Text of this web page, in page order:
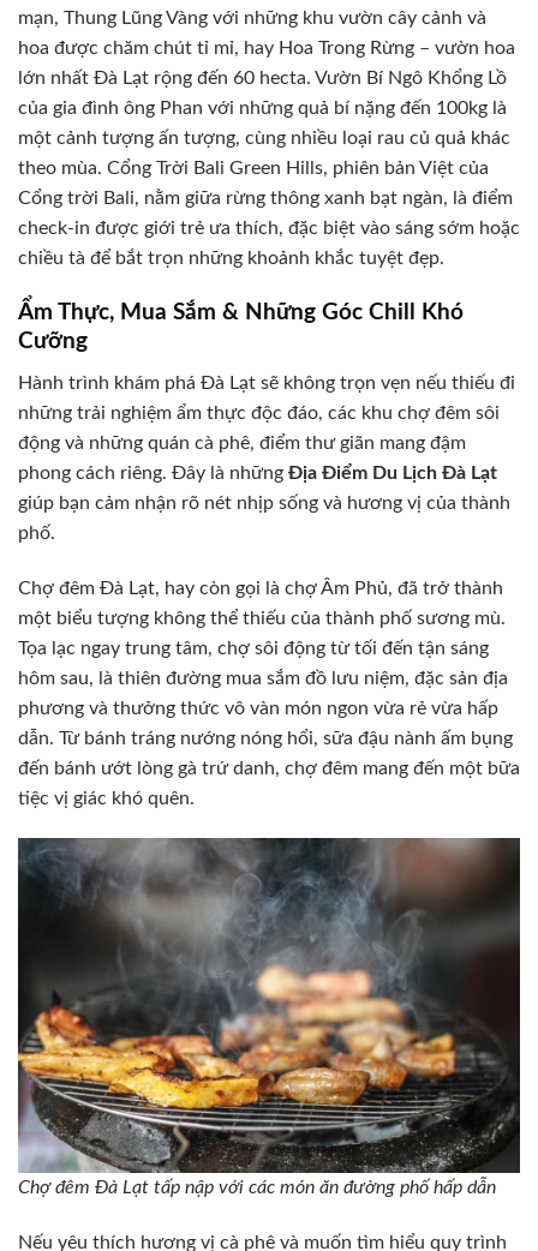
mạn, Thung Lũng Vàng với những khu vườn cây cảnh và
hoa được chăm chút tỉ mỉ, hay Hoa Trong Rừng – vườn hoa
lớn nhất Đà Lạt rộng đến 60 hecta. Vườn Bí Ngô Khổng Lồ
của gia đình ông Phan với những quả bí nặng đến 100kg là
một cảnh tượng ấn tượng, cùng nhiều loại rau củ quả khác
theo mùa. Cổng Trời Bali Green Hills, phiên bản Việt của
Cổng trời Bali, nằm giữa rừng thông xanh bạt ngàn, là điểm
check-in được giới trẻ ưa thích, đặc biệt vào sáng sớm hoặc
chiều tà để bắt trọn những khoảnh khắc tuyệt đẹp.
Ẩm Thực, Mua Sắm & Những Góc Chill Khó
Cưỡng
Hành trình khám phá Đà Lạt sẽ không trọn vẹn nếu thiếu đi
những trải nghiệm ẩm thực độc đáo, các khu chợ đêm sôi
động và những quán cà phê, điểm thư giãn mang đậm
phong cách riêng. Đây là những Địa Điểm Du Lịch Đà Lạt
giúp bạn cảm nhận rõ nét nhịp sống và hương vị của thành
phố.
Chợ đêm Đà Lạt, hay còn gọi là chợ Âm Phủ, đã trở thành
một biểu tượng không thể thiếu của thành phố sương mù.
Tọa lạc ngay trung tâm, chợ sôi động từ tối đến tận sáng
hôm sau, là thiên đường mua sắm đồ lưu niệm, đặc sản địa
phương và thưởng thức vô vàn món ngon vừa rẻ vừa hấp
dẫn. Từ bánh tráng nướng nóng hổi, sữa đậu nành ấm bụng
đến bánh ướt lòng gà trứ danh, chợ đêm mang đến một bữa
tiệc vị giác khó quên.
Chợ đêm Đà Lạt tấp nập với các món ăn đường phố hấp dẫn
Nếu yêu thích hương vị cà phê và muốn tìm hiểu quy trình